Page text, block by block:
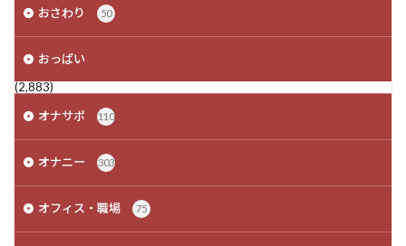
おさわり 50
おっぱい
(2,883)
オナサポ
110
オナニー 303
オフィス・職場 75